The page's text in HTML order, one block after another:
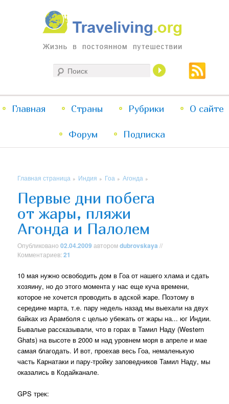
Traveliving
Жизнь в постоянном путешествии
меню
Перейти
к
Перейти
к
Главная Страны Рубрики О сайте
Форум Подписка
Главная страница » Индия » Гоа »Агонда »
Первые дни побега
от жары, пляжи
Агонда и Палолем
Опубликовано02.04.2009 авторомdubrovskaya //
Комментариев:21
10 мая нужно освободить дом в Гоа от нашего хлама и сдать
хозяину, но до этого момента у нас еще куча времени,
которое не хочется проводить в адской жаре. Поэтому в
середине марта, т.е. пару недель назад мы выехали на двух
байках из Арамболя с целью убежать от жары на... юг Индии.
Бывалые рассказывали, что в горах в Тамил Наду (Western
Ghats) на высоте в 2000 м над уровнем моря в апреле и мае
самая благодать. И вот, проехав весь Гоа, немаленькую
часть Карнатаки и пару-тройку заповедников Тамил Наду, мы
оказались в Кодайканале.
GPS трек: